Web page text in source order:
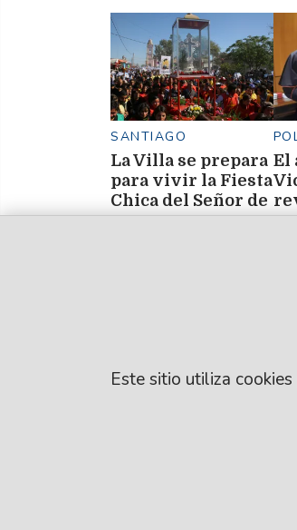
SANTIAGO
La Villa se prepara
para vivir la Fiesta
Chica del Señor de
El
Este sitio utiliza